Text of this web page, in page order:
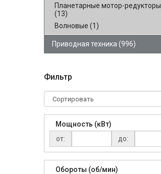
Планетарные мотор-редукторы
(13)
Волновые (1)
Приводная техника (996)
Фильтр
Мощность (кВт)
от:
до:
Обороты (об/мин)